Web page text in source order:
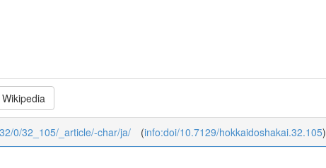
Wikipedia
0/32_105/_article/-char/ja/ (info:doi/10.7129/hokkaidoshakai.32.105)